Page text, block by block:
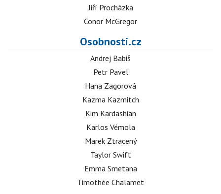
Jiří Procházka
Conor McGregor
Osobnosti.cz
Andrej Babiš
Petr Pavel
Hana Zagorová
Kazma Kazmitch
Kim Kardashian
Karlos Vémola
Marek Ztracený
Taylor Swift
Emma Smetana
Timothée Chalamet